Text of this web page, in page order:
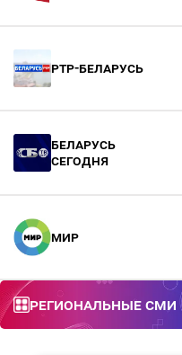
РТР-Беларусь
БЕЛАРУСЬ
СЕГОДНЯ
МИР
Региональные СМИ